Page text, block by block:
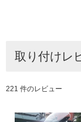
取り付けレ
221 件のレビュー